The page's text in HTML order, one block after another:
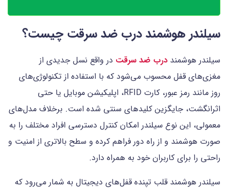
سیلندر هوشمند درب ضد سرقت چیست؟
سیلندر هوشمند درب ضد سرقت در واقع نسل جدیدی از
مغزی‌های قفل محسوب می‌شود که با استفاده از تکنولوژی‌های
روز مانند رمز عبور، کارت RFID، اپلیکیشن موبایل یا حتی
اثرانگشت، جایگزین کلیدهای سنتی شده است. برخلاف مدل‌های
معمولی، این نوع سیلندر امکان کنترل دسترسی افراد مختلف را به
صورت هوشمند و از راه دور فراهم کرده و سطح بالاتری از امنیت و
راحتی را برای کاربران خود به همراه دارد.
سیلندر هوشمند قلب تپنده قفل‌های دیجیتال به شمار می‌رود که